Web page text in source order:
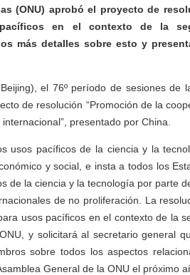
(ONU) aprobó el proyecto de
en el contexto de la
más detalles sobre esto y
el 76º período de sesiones de
de resolución “Promoción de la
presentado por China.
usos pacíficos de la ciencia y la
y social, e insta a todos los
de la ciencia y la tecnología por parte
de no proliferación. La
usos pacíficos en el contexto de la
y solicitará al secretario general
sobre todos los aspectos
General de la ONU el próximo